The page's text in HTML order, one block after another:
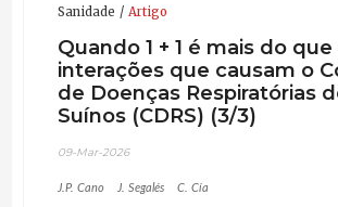
Sanidade Artigo
Quando 1 + 1 é mais do que
interações que causam o
de Doenças Respiratórias
Suínos (CDRS) (3/3)
09-Mar-2026
J.P. Cano J. Segalés C. Cía